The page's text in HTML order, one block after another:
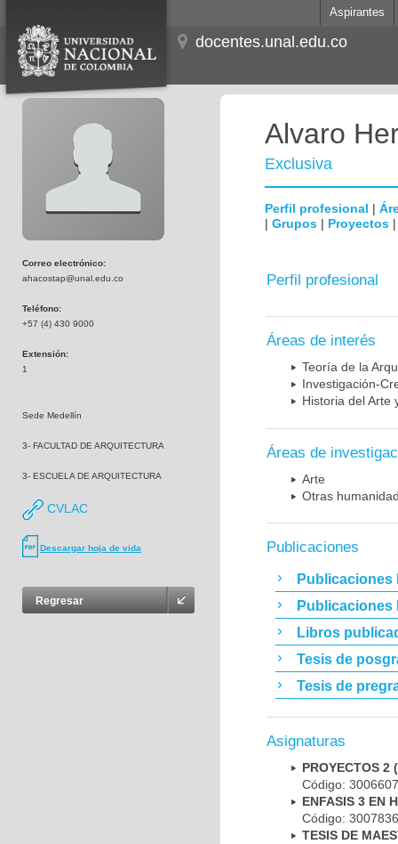
Aspirantes
docentes.unal.edu.co
Correo electrónico:
ahacostap@unal.edu.co
Teléfono:
+57 (4) 430 9000
Extensión:
1
Sede Medellín
3- FACULTAD DE ARQUITECTURA
3- ESCUELA DE ARQUITECTURA
CVLAC
Descargar hoja de vida
Regresar
Alvaro
Exclusiva
Perfil profesional |
| Grupos | Proyectos
Perfil profesional
Áreas de interés
Teoría de la
Investigación-
Historia del Arte
Áreas de
Arte
Otras
Publicaciones
Publicaciones
Publicaciones
Libros
Tesis de
Tesis de
Asignaturas
PROYECTOS 2
Código:
ENFASIS 3 EN
Código:
TESIS DE